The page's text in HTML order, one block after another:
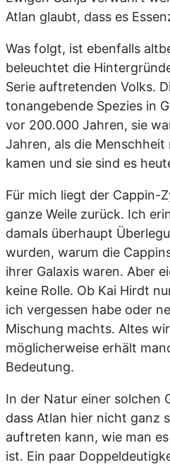
Atlan glaubt, dass es
Was folgt, ist ebenfalls
beleuchtet die
Serie auftretenden Volks.
tonangebende Spezies in
vor 200.000 Jahren, sie
Jahren, als die
kamen und sie sind es
Für mich liegt der Cappin-
ganze Weile zurück. Ich
damals überhaupt
wurden, warum die
ihrer Galaxis waren. Aber
keine Rolle. Ob Kai Hirdt
ich vergessen habe oder
Mischung machts. Altes
möglicherweise erhält
Bedeutung.
In der Natur einer solchen
dass Atlan hier nicht ganz
auftreten kann, wie man
ist. Ein paar